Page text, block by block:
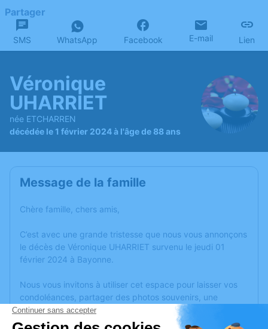
Partager
SMS WhatsApp Facebook E-mail Lien
Véronique
UHARRIET
née ETCHARREN
décédée le 1 février 2024 à l'âge de 88 ans
Message de la famille
Chère famille, chers amis,
C’est avec une grande tristesse que nous vous annonçons
le décès de Véronique UHARRIET survenu le jeudi 01
février 2024 à Bayonne.
Nous vous invitons à utiliser cet espace pour laisser vos
condoléances, partager des photos souvenirs, une
anecdote ou exprimer vos pensées à travers des poèmes
ou des textes. Cet endroit est un lieu d'expression dédié à